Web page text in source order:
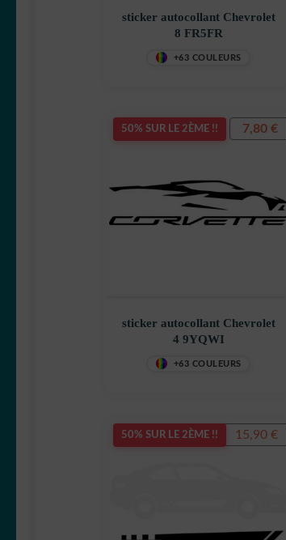
sticker autocollant Chevrolet
8 FR5FR
+63 COULEURS
50% SUR LE 2ÈME !!
sticker autocollant Chevrolet
4 9YQWI
+63 COULEURS
7,80€
50% SUR LE 2ÈME !!
19,90€
Le15,90€Le